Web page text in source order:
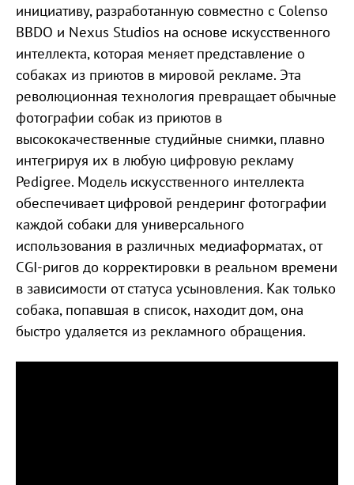
инициативу, разработанную совместно с Colenso
BBDO и Nexus Studios на основе искусственного
интеллекта, которая меняет представление о
собаках из приютов в мировой рекламе. Эта
революционная технология превращает обычные
фотографии собак из приютов в
высококачественные студийные снимки, плавно
интегрируя их в любую цифровую рекламу
Pedigree. Модель искусственного интеллекта
обеспечивает цифровой рендеринг фотографии
каждой собаки для универсального
использования в различных медиаформатах, от
CGI-ригов до корректировки в реальном времени
в зависимости от статуса усыновления. Как только
собака, попавшая в список, находит дом, она
быстро удаляется из рекламного обращения.